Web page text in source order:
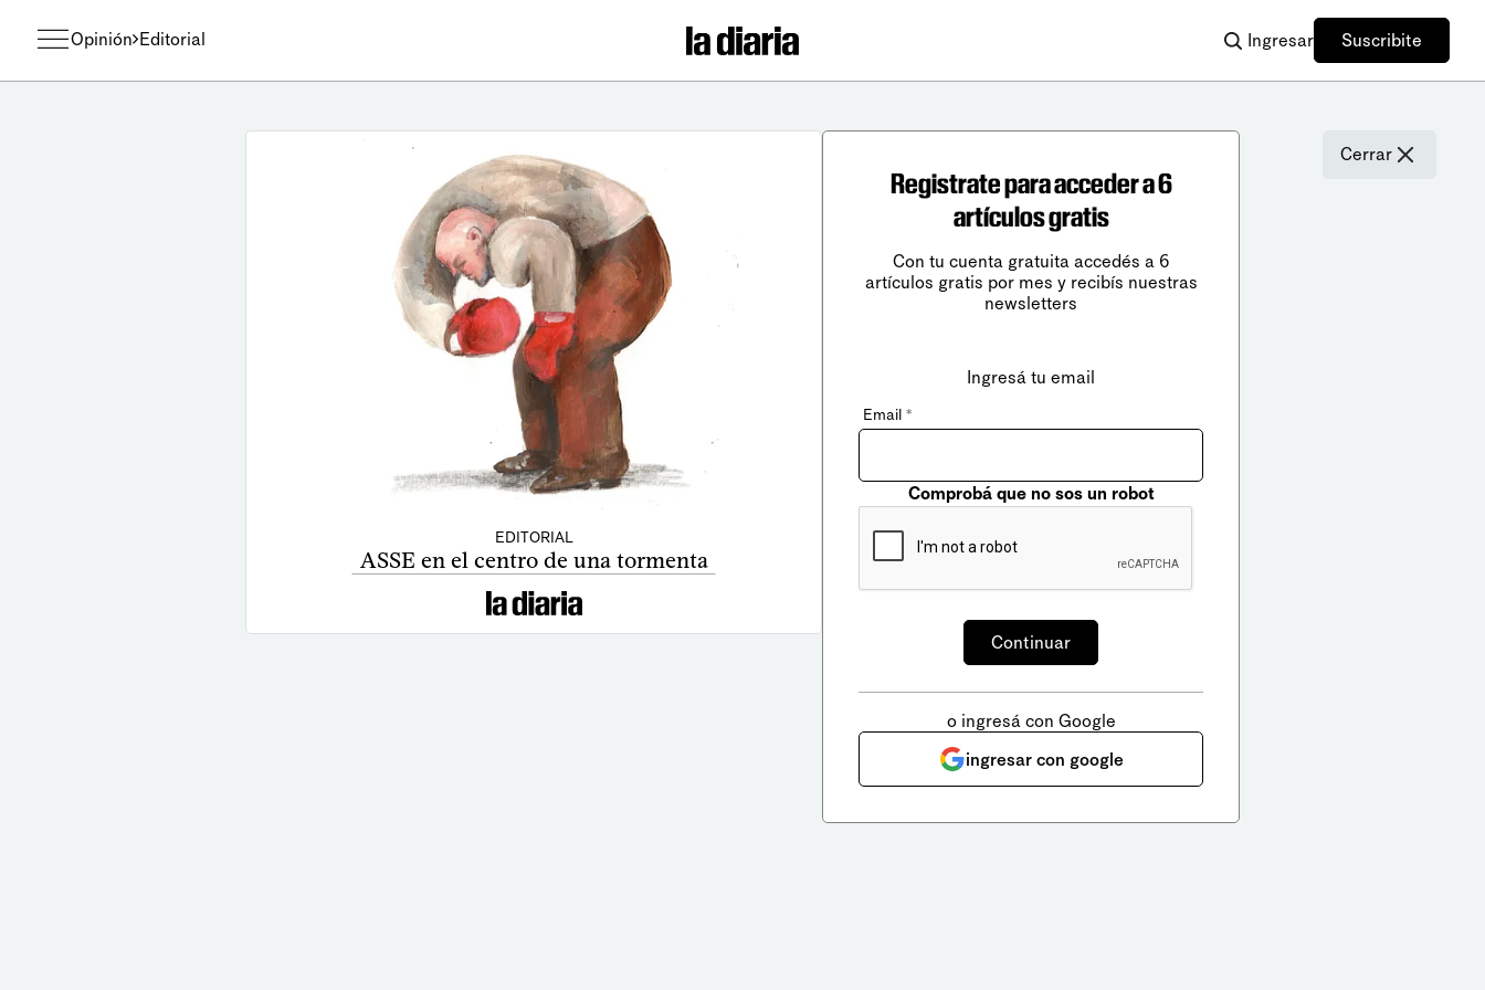
Opinión Editorial Ingresar Suscribite
EDITORIAL
ASSE en el centro de una tormenta
Cerrar
Registrate para acceder a 6
artículos gratis
Con tu cuenta gratuita accedés a 6
artículos gratis por mes y recibís nuestras
newsletters
Ingresá tu email
Email *
Comprobá que no sos un robot
o ingresá con Google
ingresar con google